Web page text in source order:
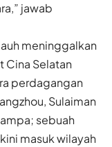
jawab
meninggalkan
Cina Selatan
perdagangan
Sulaiman
sebuah
masuk wilayah